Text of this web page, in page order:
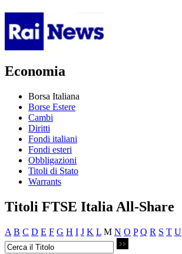
Economia
Borsa Italiana
Borse Estere
Cambi
Diritti
Fondi italiani
Fondi esteri
Obbligazioni
Titoli di Stato
Warrants
Titoli FTSE Italia All-Share
A B C D E F G H I J K L M N O P Q R S T U